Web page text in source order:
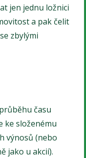
jen jednu ložnici
a pak čelit
zbylými
času
ke složenému
výnosů (nebo
jako u akcií).